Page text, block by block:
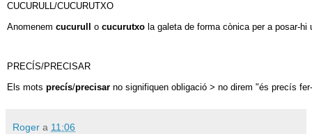
CUCURULL/CUCURUTXO
Anomenem cucurull o cucurutxo la galeta de forma cònica per a posar-
PRECÍS/PRECISAR
Els mots precís/precisar no signifiquen obligació > no direm "és precís
Roger a 11:06